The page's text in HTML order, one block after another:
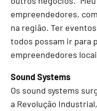
empreendedores,
na região. Ter
todos possam ir para
empreendedores
Sound Systems
Os sound systems
a Revolução